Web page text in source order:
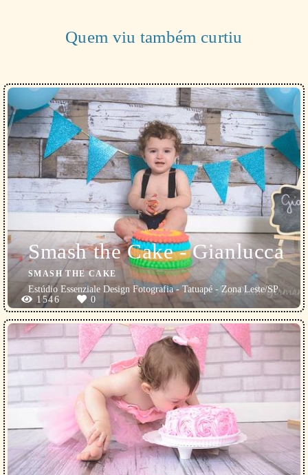
Quem viu também curtiu
Smash the Cake - Gianlucca
SMASH THE CAKE
Estúdio Essenziale Design Fotografia - Tatuapé - Zona Leste/SP
1546
0